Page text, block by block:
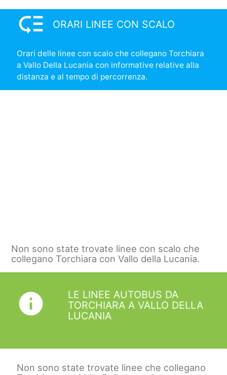
low_priority ORARI LINEE CON SCALO
Orari delle linee con scalo che collegano Torchiara
a Vallo Della Lucania con informative relative alla
distanza e al tempo di percorrenza.
Non sono state trovate linee con scalo che
collegano Torchiara con Vallo della Lucania.
info
LE LINEE AUTOBUS DA
TORCHIARA A VALLO DELLA
LUCANIA
Non sono state trovate linee che collegano